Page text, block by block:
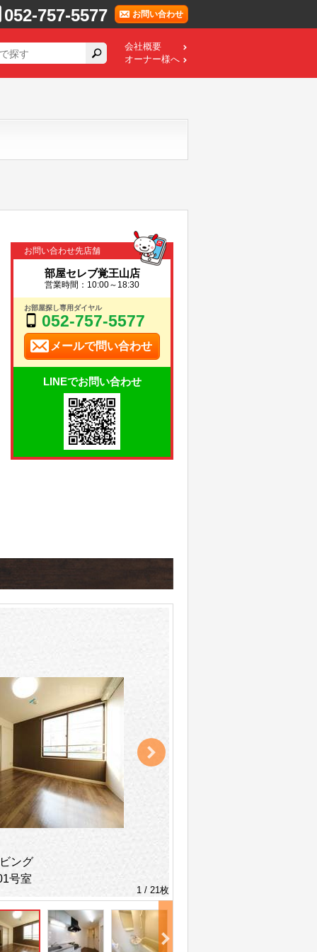
052-757-5577 お問い合わせ
会社概要
オーナー様へ
お問い合わせ先店舗
部屋セレブ覚王山店
営業時間：10:00～18:30
お部屋探し専用ダイヤル
052-757-5577
メールで問い合わせ
LINEでお問い合わせ
ング
号室
1 / 21枚